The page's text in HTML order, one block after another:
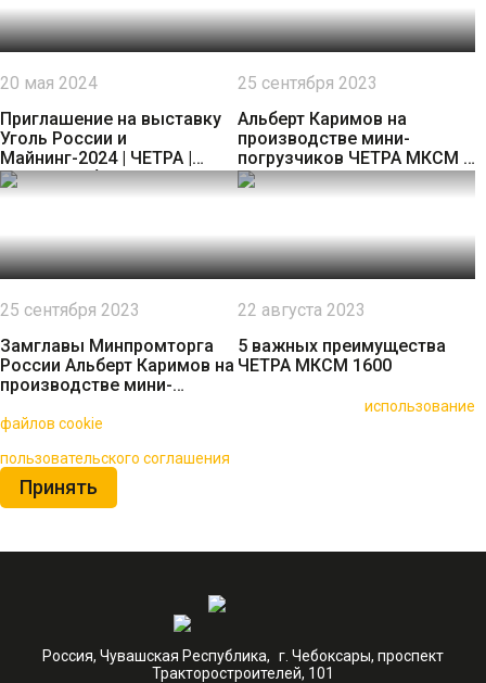
20 мая 2024
Приглашение на выставку
Уголь России и
Майнинг-2024 | ЧЕТРА |
ЧЕТРА-Кузбасс
25 сентября 2023
Альберт Каримов на
производстве мини-
погрузчиков ЧЕТРА МКСМ в
ОСП "ПК "ПРОМТРАКТОР"
25 сентября 2023
Замглавы Минпромторга
России Альберт Каримов на
производстве мини-
Саранск
22 августа 2023
5 важных преимущества
ЧЕТРА МКСМ 1600
использование
файлов cookie
пользовательского соглашения
Принять
Россия, Чувашская Республика, г. Чебоксары, проспект
Тракторостроителей, 101